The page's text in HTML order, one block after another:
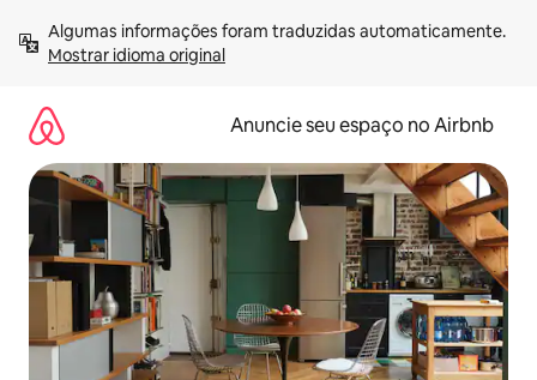
para
Mostrar idioma original
Anuncie seu espaço no Airbnb